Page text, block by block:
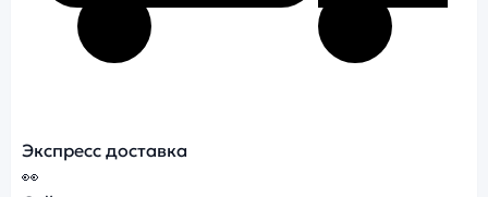
Экспресс доставка
👀